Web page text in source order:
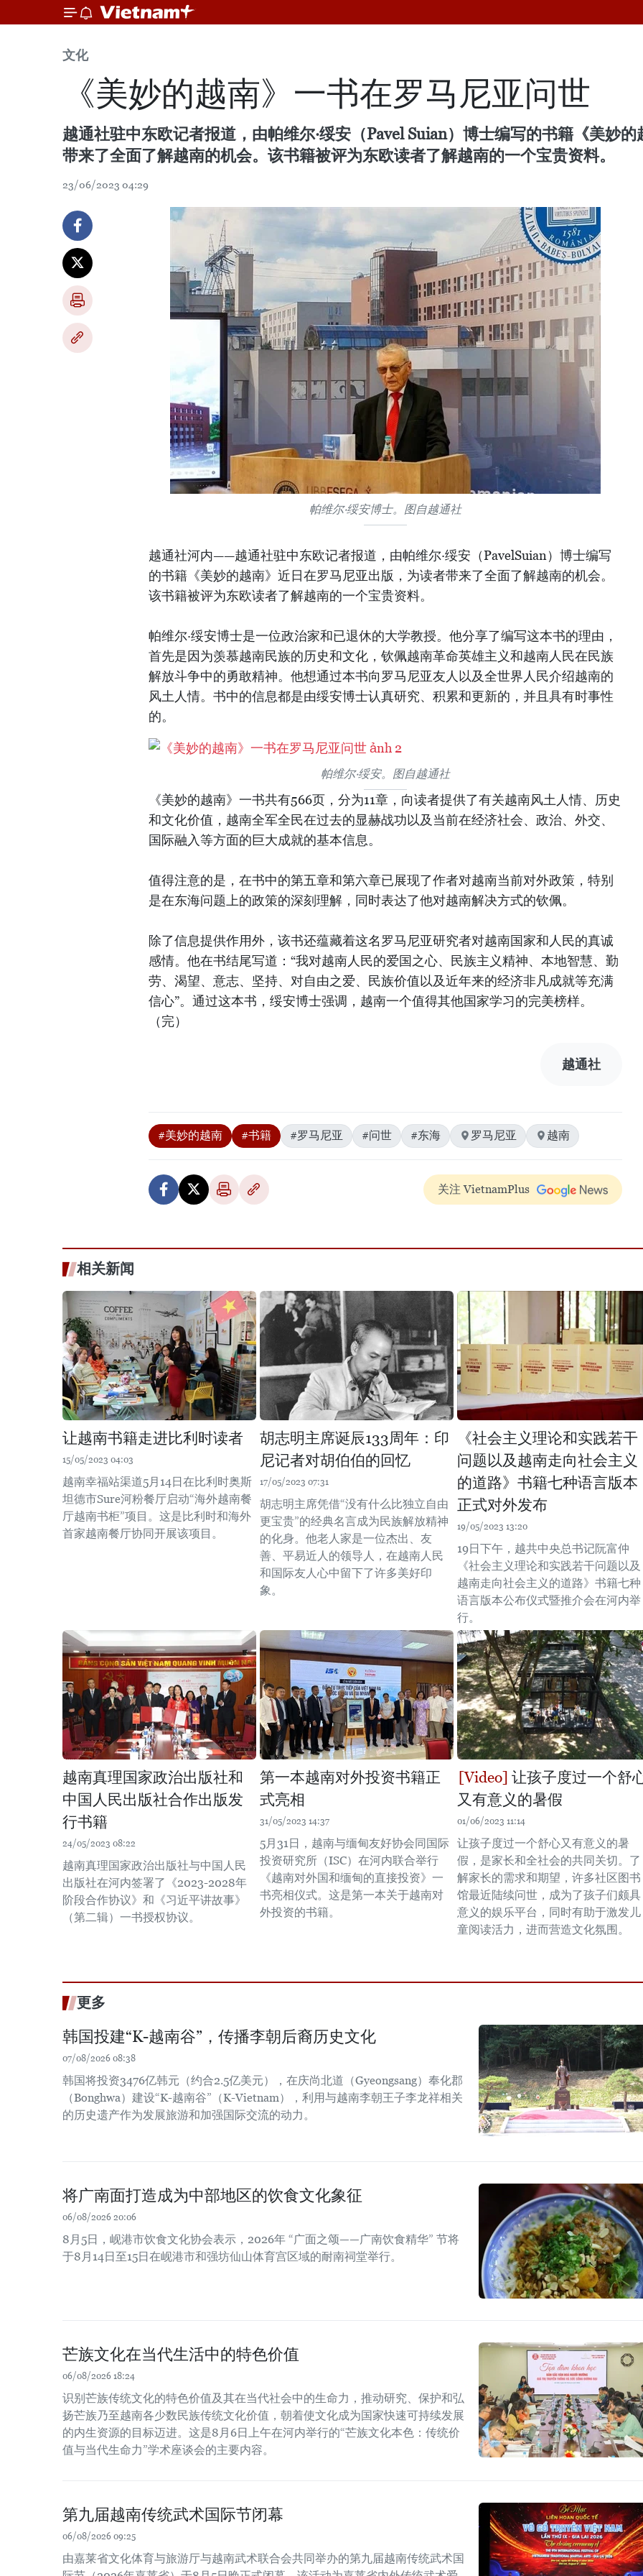
文化
《美妙的越南》一书在罗马尼亚问世
越通社驻中东欧记者报道，由帕维尔·绥安（Pavel Suian）博士编写的书籍《美妙
带来了全面了解越南的机会。该书籍被评为东欧读者了解越南的一个宝贵资料。
23/06/2023 04:29
帕维尔·绥安博士。图自越通社
越通社河内——越通社驻中东欧记者报道，由帕维尔·绥安（PavelSuian）博士编写
的书籍《美妙的越南》近日在罗马尼亚出版，为读者带来了全面了解越南的机会。
该书籍被评为东欧读者了解越南的一个宝贵资料。
帕维尔·绥安博士是一位政治家和已退休的大学教授。他分享了编写这本书的理由，
首先是因为羡慕越南民族的历史和文化，钦佩越南革命英雄主义和越南人民在民族
解放斗争中的勇敢精神。他想通过本书向罗马尼亚友人以及全世界人民介绍越南的
风土人情。书中的信息都是由绥安博士认真研究、积累和更新的，并且具有时事性
的。
帕维尔·绥安。图自越通社
《美妙的越南》一书共有566页，分为11章，向读者提供了有关越南风土人情、历史
和文化价值，越南全军全民在过去的显赫战功以及当前在经济社会、政治、外交、
国际融入等方面的巨大成就的基本信息。
值得注意的是，在书中的第五章和第六章已展现了作者对越南当前对外政策，特别
是在东海问题上的政策的深刻理解，同时表达了他对越南解决方式的钦佩。
除了信息提供作用外，该书还蕴藏着这名罗马尼亚研究者对越南国家和人民的真诚
感情。他在书结尾写道：“我对越南人民的爱国之心、民族主义精神、本地智慧、勤
劳、渴望、意志、坚持、对自由之爱、民族价值以及近年来的经济非凡成就等充满
信心”。通过这本书，绥安博士强调，越南一个值得其他国家学习的完美榜样。
（完）
越通社
#美妙的越南 #书籍 #罗马尼亚 #问世 #东海 罗马尼亚 越南
关注 VietnamPlus
相关新闻
让越南书籍走进比利时读者
15/05/2023 04:03
越南幸福站渠道5月14日在比利时奥斯
坦德市Sure河粉餐厅启动“海外越南餐
厅越南书柜”项目。这是比利时和海外
首家越南餐厅协同开展该项目。
胡志明主席诞辰133周年：印
尼记者对胡伯伯的回忆
17/05/2023 07:31
胡志明主席凭借“没有什么比独立自由
更宝贵”的经典名言成为民族解放精神
的化身。他老人家是一位杰出、友
善、平易近人的领导人，在越南人民
和国际友人心中留下了许多美好印
象。
《社会主义理论和实践若干
问题以及越南走向社会主义
的道路》书籍七种语言版本
正式对外发布
19/05/2023 13:20
19日下午，越共中央总书记阮富仲
《社会主义理论和实践若干问题以及
越南走向社会主义的道路》书籍七种
语言版本公布仪式暨推介会在河内举
行。
越南真理国家政治出版社和
中国人民出版社合作出版发
行书籍
24/05/2023 08:22
越南真理国家政治出版社与中国人民
出版社在河内签署了《2023-2028年
阶段合作协议》和《习近平讲故事》
（第二辑）一书授权协议。
第一本越南对外投资书籍正
式亮相
31/05/2023 14:37
5月31日，越南与缅甸友好协会同国际
投资研究所（ISC）在河内联合举行
《越南对外国和缅甸的直接投资》一
书亮相仪式。这是第一本关于越南对
外投资的书籍。
让孩子度过一个舒
又有意义的暑假
01/06/2023 11:14
让孩子度过一个舒心又有意义的暑
假，是家长和全社会的共同关切。了
解家长的需求和期望，许多社区图书
馆最近陆续问世，成为了孩子们颇具
意义的娱乐平台，同时有助于激发儿
童阅读活力，进而营造文化氛围。
更多
韩国投建“K-越南谷”，传播李朝后裔历史文化
07/08/2026 08:38
韩国将投资3476亿韩元（约合2.5亿美元），在庆尚北道（Gyeongsang）奉化郡
（Bonghwa）建设“K-越南谷”（K-Vietnam），利用与越南李朝王子李龙祥相关
的历史遗产作为发展旅游和加强国际交流的动力。
将广南面打造成为中部地区的饮食文化象征
06/08/2026 20:06
8月5日，岘港市饮食文化协会表示，2026年 “广面之颂——广南饮食精华” 节将
于8月14日至15日在岘港市和强坊仙山体育宫区域的耐南祠堂举行。
芒族文化在当代生活中的特色价值
06/08/2026 18:24
识别芒族传统文化的特色价值及其在当代社会中的生命力，推动研究、保护和弘
扬芒族乃至越南各少数民族传统文化价值，朝着使文化成为国家快速可持续发展
的内生资源的目标迈进。这是8月6日上午在河内举行的“芒族文化本色：传统价
值与当代生命力”学术座谈会的主要内容。
第九届越南传统武术国际节闭幕
06/08/2026 09:25
由嘉莱省文化体育与旅游厅与越南武术联合会共同举办的第九届越南传统武术国